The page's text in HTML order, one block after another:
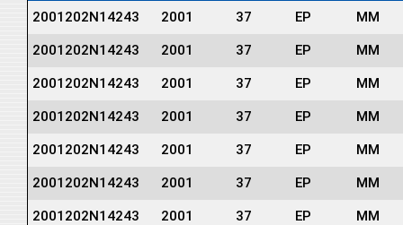
2001202N14243
2001 37 EP MM
2001202N14243 2001 37 EP MM
2001202N14243 2001 37 EP MM
2001202N14243 2001 37 EP MM
2001202N14243 2001 37 EP MM
2001202N14243 2001 37 EP MM
2001202N14243 2001 37 EP MM